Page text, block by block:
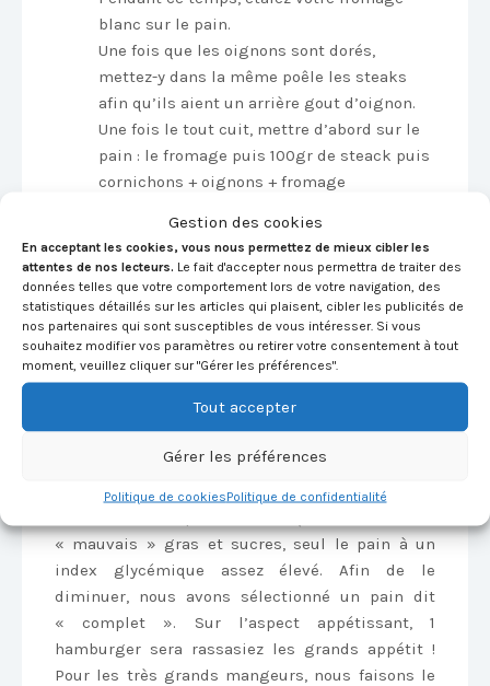
Gestion des cookies
En acceptant les cookies, vous nous permettez de mieux cibler les
attentes de nos lecteurs. Le fait d'accepter nous permettra de traiter des
données telles que votre comportement lors de votre navigation, des
statistiques détaillés sur les articles qui plaisent, cibler les publicités de
nos partenaires qui sont susceptibles de vous intéresser. Si vous
souhaitez modifier vos paramètres ou retirer votre consentement à tout
moment, veuillez cliquer sur "Gérer les préférences".
Tout accepter
Gérer les préférences
Politique de cookiesPolitique de confidentialité
blanc sur le pain.
Une fois que les oignons sont dorés,
mettez-y dans la même poêle les steaks
afin qu’ils aient un arrière gout d’oignon.
Une fois le tout cuit, mettre d’abord sur le
pain : le fromage puis 100gr de steack puis
cornichons + oignons + fromage
puis tomate et la salade et le restant de
fromage !
Refermez l’hamburger avec le dernier pain
et bon appétit !
Notre avis et nos conseils
en touteimpartialitépour
cet hamburger protéiné :
L’ASPECT DIETETIQUE : 19/20
« mauvais » gras et sucres, seul le pain à un
index glycémique assez élevé. Afin de le
diminuer, nous avons sélectionné un pain dit
« complet ». Sur l’aspect appétissant, 1
hamburger sera rassasiez les grands appétit !
Pour les très grands mangeurs, nous faisons le